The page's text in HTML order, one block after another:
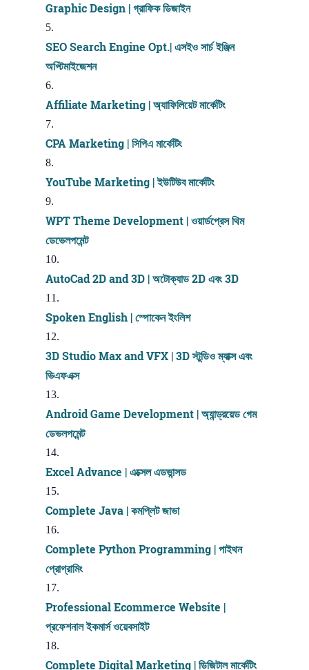
Graphic Design | গ্রাফিক ডিজাইন
SEO Search Engine Opt.| এসইও সার্চ ইঞ্জিন
অপ্টিমাইজেশন
Affiliate Marketing | অ্যাফিলিয়েট মার্কেটিং
CPA Marketing | সিপিএ মার্কেটিং
YouTube Marketing | ইউটিউব মার্কেটিং
WPT Theme Development | ওয়ার্ডপ্রেস থিম
ডেভেলপমেন্ট
AutoCad 2D and 3D | অটোক্যাড 2D এবং 3D
Spoken English | স্পোকেন ইংলিশ
3D Studio Max and VFX | 3D স্টুডিও ম্যাক্স এবং
ভিএফএক্স
Android Game Development | অ্যান্ড্রয়েড গেম
ডেভলপমেন্ট
Excel Advance | এক্সেল এডভান্সড
Complete Java | কমপ্লিট জাভা
Complete Python Programming | পাইথন
প্রোগ্রামিং
Professional Ecommerce Website |
প্রফেশনাল ইকমার্স ওয়েবসাইট
Complete Digital Marketing | ডিজিটাল মার্কেটিং